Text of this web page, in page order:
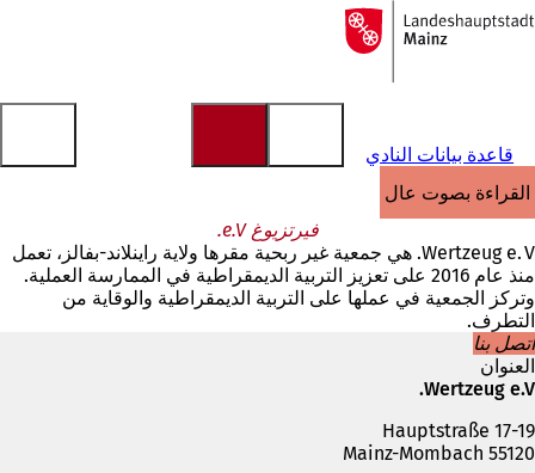
الانتقال إلى المحتوى
إلى
الصفحة
قاعدة بيانات النادي
القراءة بصوت عالٍ
فيرتزيوغ e.V.
Wertzeug e. V. هي جمعية غير ربحية مقرها ولاية راينلاند-بفالز، تعمل
منذ عام 2016 على تعزيز التربية الديمقراطية في الممارسة العملية.
وتركز الجمعية في عملها على التربية الديمقراطية والوقاية من
التطرف.
اتصل بنا
العنوان
Wertzeug e.V.
Hauptstraße 17-19
55120 Mainz-Mombach